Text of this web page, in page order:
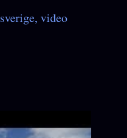
sverige video